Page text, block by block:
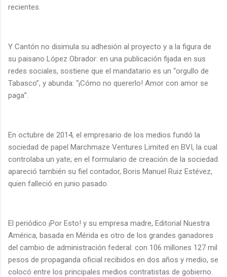
recientes.
Y Cantón no disimula su adhesión al proyecto y a la figura de
su paisano López Obrador: en una publicación fijada en sus
redes sociales, sostiene que el mandatario es un “orgullo de
Tabasco”, y abunda: “¡Cómo no quererlo! Amor con amor se
paga”.
En octubre de 2014, el empresario de los medios fundó la
sociedad de papel Marchmaze Ventures Limited en BVI, la cual
controlaba un yate; en el formulario de creación de la sociedad
apareció también su fiel contador, Boris Manuel Ruiz Estévez,
quien falleció en junio pasado.
El periódico ¡Por Esto! y su empresa madre, Editorial Nuestra
América, basada en Mérida es otro de los grandes ganadores
del cambio de administración federal: con 106 millones 127 mil
pesos de propaganda oficial recibidos en dos años y medio, se
colocó entre los principales medios contratistas de gobierno.